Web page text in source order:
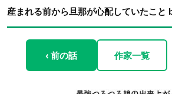
産まれる前から旦那が心配していたこと
‹ 前の話 作家一覧